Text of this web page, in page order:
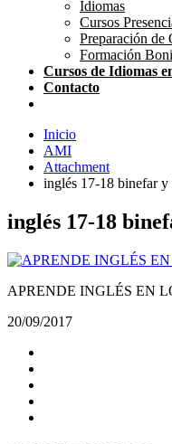
Idiomas
Cursos
Preparación de
Formación
Cursos de Idiomas
Contacto
Inicio
AMI
Attachment
inglés 17-18 binefar y
inglés 17-18
APRENDE INGLÉS EN
20/09/2017